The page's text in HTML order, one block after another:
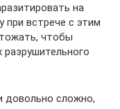
на
при встрече с этим
чтобы
довольно сложно,